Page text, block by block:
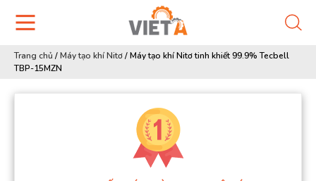
Trang chủ /Máy tạo khí Nitơ/Máy tạo khí Nitơ tinh khiết 99.9% Tecbell
TBP-15MZN